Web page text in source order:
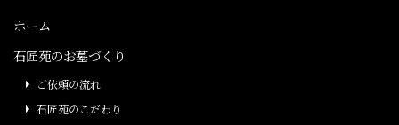
ホーム
石匠苑のお墓づくり
ご依頼の流れ
石匠苑のこだわり